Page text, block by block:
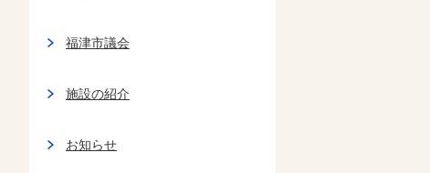
福津市議会
施設の紹介
お知らせ